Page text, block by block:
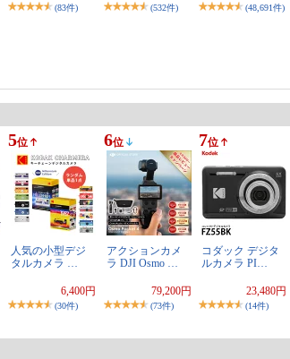
(83件) (532件) (48,691件)
5位
人気の小型デジ
タルカメラ …
6,400円
(30件)
6位
アクションカメ
ラ DJI Osmo …
79,200円
(73件)
7位
コダック デジタ
ルカメラ PI…
23,480円
(14件)